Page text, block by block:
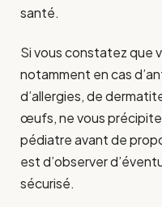
santé.
Si vous constatez que
notamment en cas
d’allergies, de
œufs, ne vous
pédiatre avant de
est d’observer
sécurisé.